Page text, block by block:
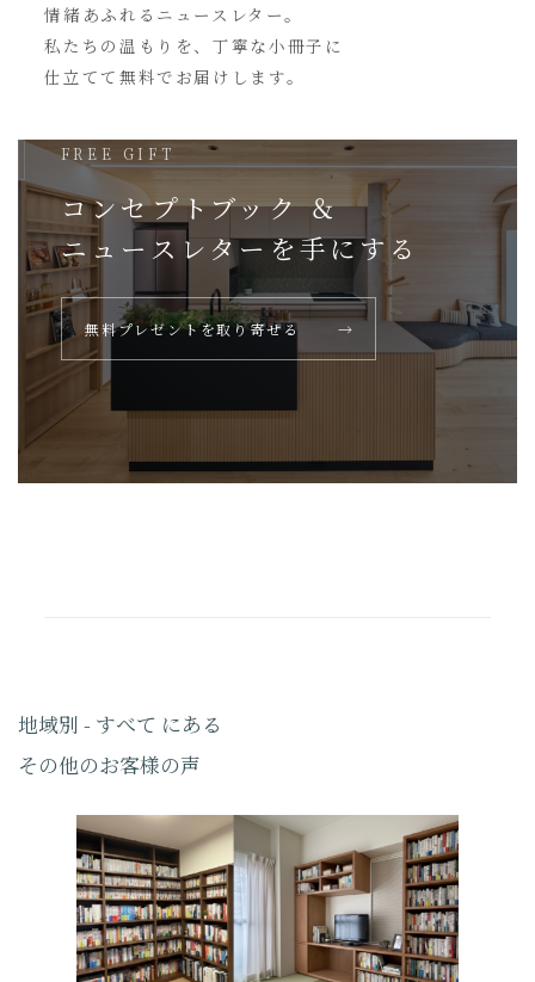
情緒あふれるニュースレター。
私たちの温もりを、丁寧な小冊子に
仕立てて無料でお届けします。
FREE GIFT
コンセプトブック ＆
ニュースレターを手にする
無料プレゼントを取り寄せる →
地域別 - すべて にある
その他のお客様の声